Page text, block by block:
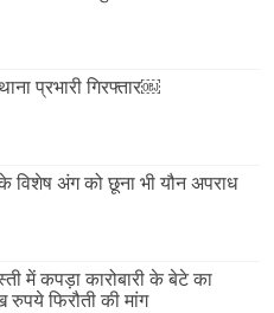
प्रभारी गिरफ्तार￼
विशेष अंग को छूना भी यौन अपराध
में कपड़ा कारोबारी के बेटे का
फिरौती की मांग